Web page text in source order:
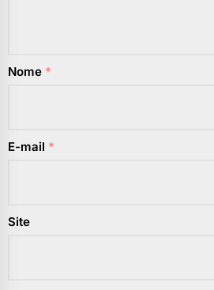
Nome *
E-mail *
Site